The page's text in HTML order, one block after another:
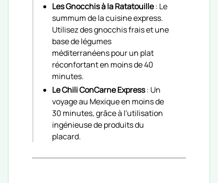
Les Gnocchis à la Ratatouille: Le
summum de la cuisine express.
Utilisez des gnocchis frais et une
base de légumes
méditerranéens pour un plat
réconfortant en moins de 40
minutes.
Le Chili ConCarne Express: Un
voyage au Mexique en moins de
30 minutes, grâce à l'utilisation
ingénieuse de produits du
placard.